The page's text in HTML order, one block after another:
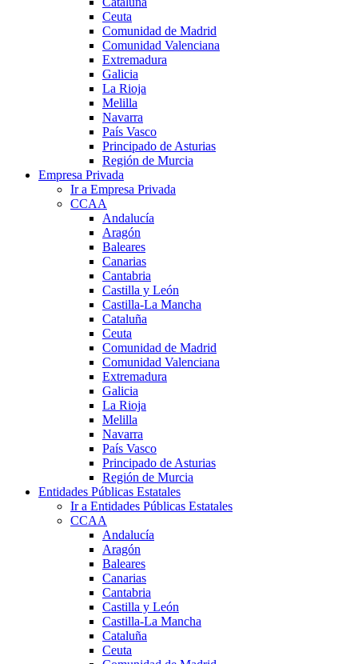
Ceuta
Comunidad de Madrid
Comunidad Valenciana
Extremadura
Galicia
La Rioja
Melilla
Navarra
País Vasco
Principado de Asturias
Región de Murcia
Empresa Privada
Ir a Empresa Privada
CCAA
Andalucía
Aragón
Baleares
Canarias
Cantabria
Castilla y León
Castilla-La Mancha
Cataluña
Ceuta
Comunidad de Madrid
Comunidad Valenciana
Extremadura
Galicia
La Rioja
Melilla
Navarra
País Vasco
Principado de Asturias
Región de Murcia
Entidades Públicas Estatales
Ir a Entidades Públicas Estatales
CCAA
Andalucía
Aragón
Baleares
Canarias
Cantabria
Castilla y León
Castilla-La Mancha
Cataluña
Ceuta